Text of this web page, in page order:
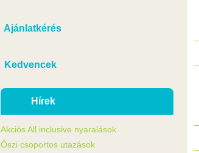
Ajánlatkérés
Kedvencek
Hírek
Akciós All inclusive nyaralások
Őszi csoportos utazások